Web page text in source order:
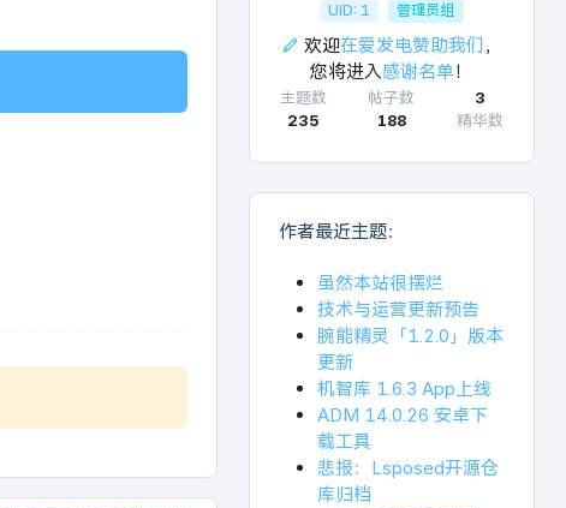
UID: 1 管理员组
欢迎在爱发电赞助我们 ，
您将进入感谢名单！
主题数
235
帖子数
188
3
精华数
作者最近主题：
虽然本站很摆烂
技术与运营更新预告
腕能精灵「1.2.0」版本
更新
机智库 1.6.3 App上线
ADM 14.0.26 安卓下
载工具
悲报：Lsposed开源仓
库归档